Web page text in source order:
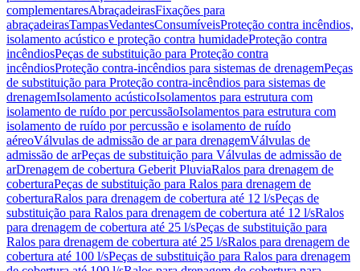
complementaresAbraçadeirasFixações para
abraçadeirasTampasVedantesConsumíveisProteção contra incêndios,
isolamento acústico e proteção contra humidadeProteção contra
incêndiosPeças de substituição para Proteção contra
incêndiosProteção contra-incêndios para sistemas de drenagemPeças
de substituição para Proteção contra-incêndios para sistemas de
drenagemIsolamento acústicoIsolamentos para estrutura com
isolamento de ruído por percussãoIsolamentos para estrutura com
isolamento de ruído por percussão e isolamento de ruído
aéreoVálvulas de admissão de ar para drenagemVálvulas de
admissão de arPeças de substituição para Válvulas de admissão de
arDrenagem de cobertura Geberit PluviaRalos para drenagem de
coberturaPeças de substituição para Ralos para drenagem de
coberturaRalos para drenagem de cobertura até 12 l/sPeças de
substituição para Ralos para drenagem de cobertura até 12 l/sRalos
para drenagem de cobertura até 25 l/sPeças de substituição para
Ralos para drenagem de cobertura até 25 l/sRalos para drenagem de
cobertura até 100 l/sPeças de substituição para Ralos para drenagem